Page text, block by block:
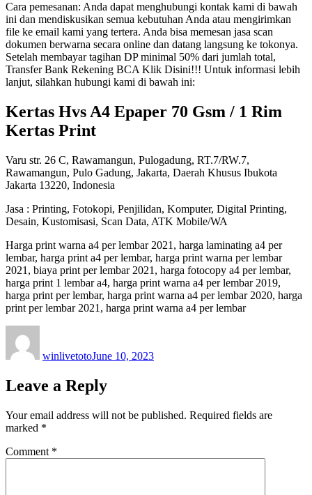
Cara pemesanan: Anda dapat menghubungi kontak kami di bawah
ini dan mendiskusikan semua kebutuhan Anda atau mengirimkan
file ke email kami yang tertera. Anda bisa memesan jasa scan
dokumen berwarna secara online dan datang langsung ke tokonya.
Setelah membayar tagihan DP minimal 50% dari jumlah total,
Transfer Bank Rekening BCA Klik Disini!!! Untuk informasi lebih
lanjut, silahkan hubungi kami di bawah ini:
Kertas Hvs A4 Epaper 70 Gsm / 1 Rim
Kertas Print
Varu str. 26 C, Rawamangun, Pulogadung, RT.7/RW.7,
Rawamangun, Pulo Gadung, Jakarta, Daerah Khusus Ibukota
Jakarta 13220, Indonesia
Jasa : Printing, Fotokopi, Penjilidan, Komputer, Digital Printing,
Desain, Kustomisasi, Scan Data, ATK Mobile/WA
Harga print warna a4 per lembar 2021, harga laminating a4 per
lembar, harga print a4 per lembar, harga print warna per lembar
2021, biaya print per lembar 2021, harga fotocopy a4 per lembar,
harga print 1 lembar a4, harga print warna a4 per lembar 2019,
harga print per lembar, harga print warna a4 per lembar 2020, harga
print per lembar 2021, harga print warna a4 per lembar
winlivetotoJune 10, 2023
Leave a Reply
Your email address will not be published. Required fields are
marked *
Comment *